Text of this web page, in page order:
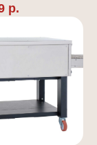
р.